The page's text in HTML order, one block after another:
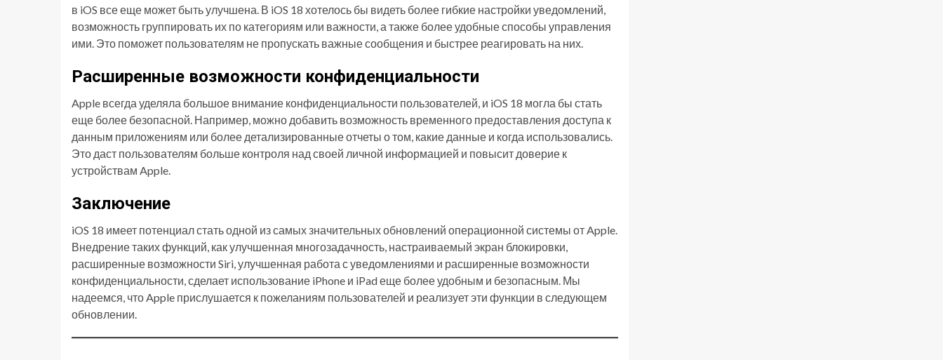
в iOS все еще может быть улучшена. В iOS 18 хотелось бы видеть более гибкие настройки уведомлений,
возможность группировать их по категориям или важности, а также более удобные способы управления
ими. Это поможет пользователям не пропускать важные сообщения и быстрее реагировать на них.
Расширенные возможности конфиденциальности
Apple всегда уделяла большое внимание конфиденциальности пользователей, и iOS 18 могла бы стать
еще более безопасной. Например, можно добавить возможность временного предоставления доступа к
данным приложениям или более детализированные отчеты о том, какие данные и когда использовались.
Это даст пользователям больше контроля над своей личной информацией и повысит доверие к
устройствам Apple.
Заключение
iOS 18 имеет потенциал стать одной из самых значительных обновлений операционной системы от Apple.
Внедрение таких функций, как улучшенная многозадачность, настраиваемый экран блокировки,
расширенные возможности Siri, улучшенная работа с уведомлениями и расширенные возможности
конфиденциальности, сделает использование iPhone и iPad еще более удобным и безопасным. Мы
надеемся, что Apple прислушается к пожеланиям пользователей и реализует эти функции в следующем
обновлении.